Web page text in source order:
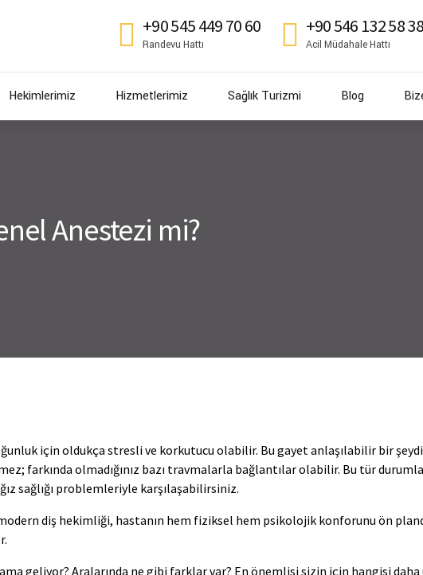
+90 545 449 70 60
Randevu Hattı
+90 546 132 58 38
Acil Müdahale Hattı
Hekimlerimiz Hizmetlerimiz Sağlık Turizmi Blog
Anestezi mi?
için oldukça stresli ve korkutucu olabilir. Bu gayet anlaşılabilir bir
farkında olmadığınız bazı travmalarla bağlantılar olabilir. Bu tür
sağlığı problemleriyle karşılaşabilirsiniz.
diş hekimliği, hastanın hem fiziksel hem psikolojik konforunu ön
geliyor? Aralarında ne gibi farklar var? En önemlisi sizin için hangisi daha